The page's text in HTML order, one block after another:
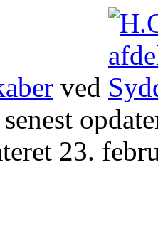
ved
23.